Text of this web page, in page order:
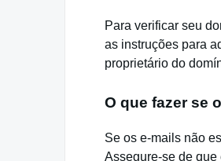
Para verificar seu
as instruções para
proprietário do
O que fazer se
Se os e-mails não
Assegure-se de